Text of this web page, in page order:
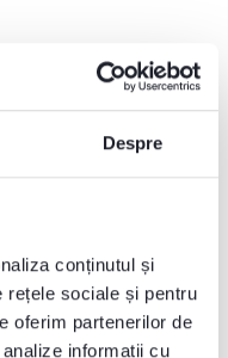
Despre
conținutul și
rețele sociale și pentru
oferim partenerilor de
informații cu
diametru 20 cm, KAROTE